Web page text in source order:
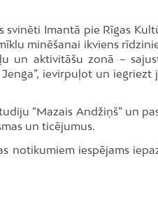
svinēti Imantā pie Rīgas
minēšanai ikviens
un aktivitāšu zonā –
ievirpuļot un
“Mazais Andžiņš” un
un ticējumus.
notikumiem iespējams